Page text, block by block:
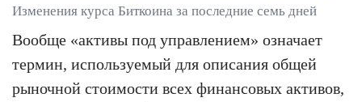
Изменения курса Биткоина за последние семь дней
Вообще «активы под управлением» означает
термин, используемый для описания общей
рыночной стоимости всех финансовых активов,